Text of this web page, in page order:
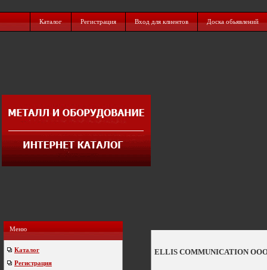
Каталог Регистрация Вход для клиентов Доска обьявлений
Меню
Каталог
Регистрация
ELLIS COMMUNICATION